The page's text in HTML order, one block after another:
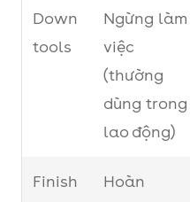
Muốn dừng
lại và sẽ
tiếp tục làm
công việc
đó vào
sau
Down
tools
Ngừng làm
việc
(thường
dùng trong
lao động)
Finish
Hoàn